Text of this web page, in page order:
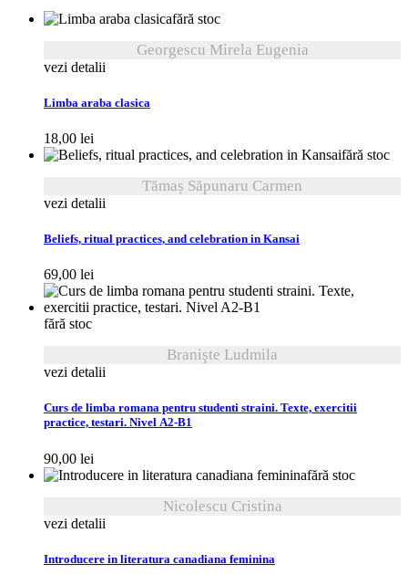
fără stoc
Georgescu Mirela Eugenia
vezi detalii
Limba araba clasica
18,00 lei
fără stoc
Tămaș Săpunaru Carmen
vezi detalii
Beliefs, ritual practices, and celebration in Kansai
69,00 lei
fără stoc
Branişte Ludmila
vezi detalii
Curs de limba romana pentru studenti straini. Texte, exercitii
practice, testari. Nivel A2-B1
90,00 lei
fără stoc
Nicolescu Cristina
vezi detalii
Introducere in literatura canadiana feminina